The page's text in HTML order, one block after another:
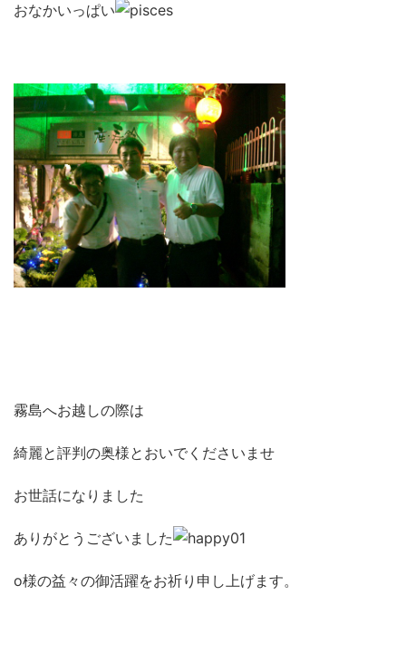
おなかいっぱい
霧島へお越しの際は
綺麗と評判の奥様とおいでくださいませ
お世話になりました
ありがとうございました
o様の益々の御活躍をお祈り申し上げます。